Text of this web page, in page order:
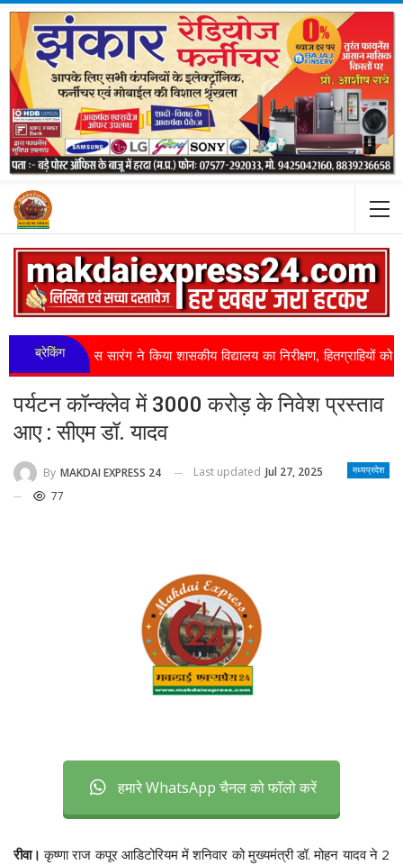
ब्रेकिंग
सारंग ने किया शासकीय विद्यालय का निरीक्षण, हितग्राहियों को वितरित ...
पर्यटन कॉन्क्लेव में 3000 करोड़ के निवेश प्रस्ताव
आए : सीएम डॉ. यादव
मध्यप्रदेश
By MAKDAI EXPRESS 24 Last updated Jul 27, 2025
77
हमारे WhatsApp चैनल को फॉलो करें
रीवा। कृष्णा राज कपूर आडिटोरियम में शनिवार को मुख्यमंत्री डॉ. मोहन यादव ने 2